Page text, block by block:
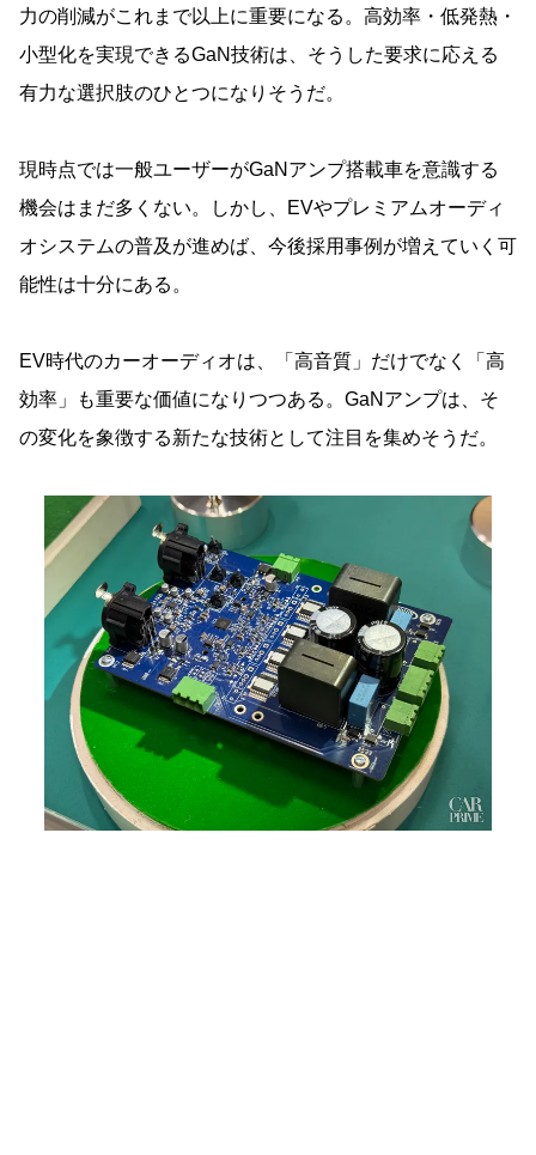
力の削減がこれまで以上に重要になる。高効率・低発熱・
小型化を実現できるGaN技術は、そうした要求に応える
有力な選択肢のひとつになりそうだ。
現時点では一般ユーザーがGaNアンプ搭載車を意識する
機会はまだ多くない。しかし、EVやプレミアムオーディ
オシステムの普及が進めば、今後採用事例が増えていく可
能性は十分にある。
EV時代のカーオーディオは、「高音質」だけでなく「高
効率」も重要な価値になりつつある。GaNアンプは、そ
の変化を象徴する新たな技術として注目を集めそうだ。